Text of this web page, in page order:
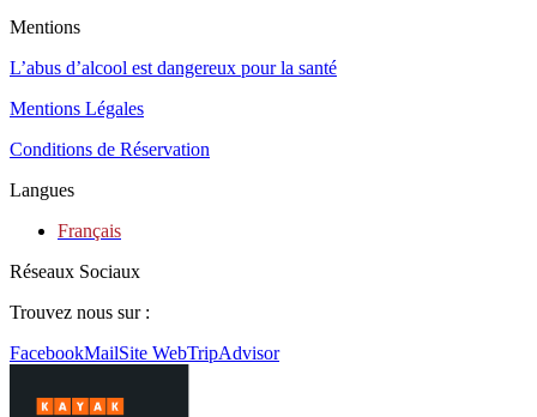
Mentions
L’abus d’alcool est dangereux pour la santé
Mentions Légales
Conditions de Réservation
Langues
Français
Réseaux Sociaux
Trouvez nous sur :
FacebookMailSite WebTripAdvisor